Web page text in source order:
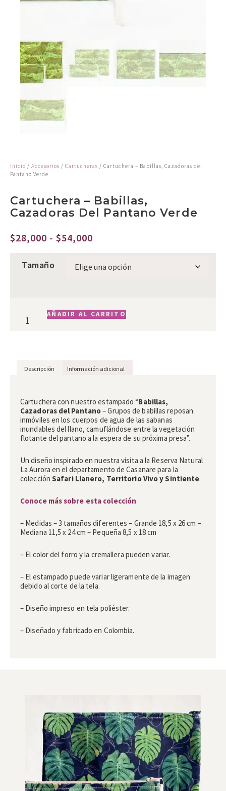
Inicio / Accesorios / Cartucheras / Cartuchera – Babillas, Cazadoras del
Pantano Verde
Cartuchera – Babillas,
Cazadoras Del Pantano Verde
$28,000 - $54,000
Tamaño
AÑADIR AL CARRITO
Descripción Información adicional
Cartuchera con nuestro estampado “Babillas,
Cazadoras del Pantano– Grupos de babillas reposan
inmóviles en los cuerpos de agua de las sabanas
inundables del llano, camuflándose entre la vegetación
flotante del pantano a la espera de su próxima presa”.
Un diseño inspirado en nuestra visita a la Reserva Natural
La Aurora en el departamento de Casanare para la
colección Safari Llanero, Territorio Vivo y Sintiente.
Conoce más sobre esta colección
– Medidas – 3 tamaños diferentes – Grande 18,5 x 26 cm –
Mediana 11,5 x 24 cm – Pequeña 8,5 x 18 cm
– El color del forro y la cremallera pueden variar.
– El estampado puede variar ligeramente de la imagen
debido al corte de la tela.
– Diseño impreso en tela poliéster.
– Diseñado y fabricado en Colombia.